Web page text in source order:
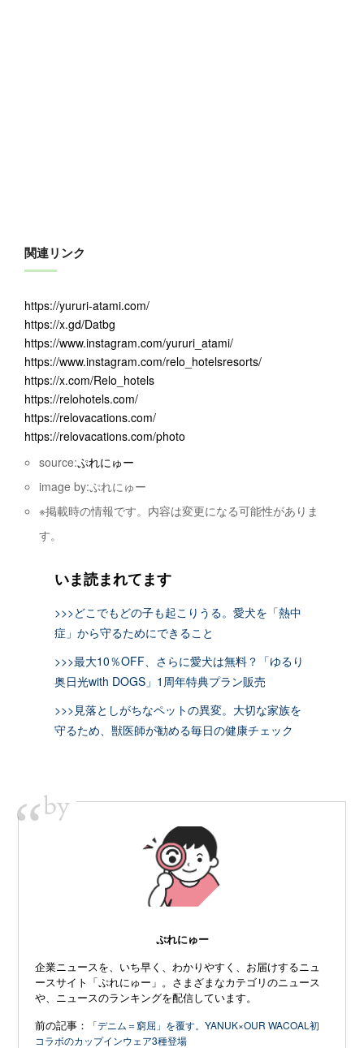
関連リンク
https://yururi-atami.com/
https://x.gd/Datbg
https://www.instagram.com/yururi_atami/
https://www.instagram.com/relo_hotelsresorts/
https://x.com/Relo_hotels
https://relohotels.com/
https://relovacations.com/
https://relovacations.com/photo
source:ぷれにゅー
image by:ぷれにゅー
※掲載時の情報です。内容は変更になる可能性がありま
す。
いま読まれてます
>>>どこでもどの子も起こりうる。愛犬を「熱中
症」から守るためにできること
>>>最大10％OFF、さらに愛犬は無料？「ゆるり
奥日光with DOGS」1周年特典プラン販売
>>>見落としがちなペットの異変。大切な家族を
守るため、獣医師が勧める毎日の健康チェック
“by
ぷれにゅー
企業ニュースを、いち早く、わかりやすく、お届けするニュ
ースサイト「ぷれにゅー」。さまざまなカテゴリのニュース
や、ニュースのランキングを配信しています。
前の記事：
「デニム＝窮屈」を覆す。YANUK×OUR WACOAL初
コラボのカップインウェア3種登場